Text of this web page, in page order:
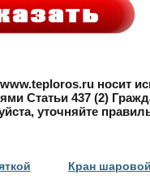
носит
Статьи 437 (2)
уточняйте
Кран